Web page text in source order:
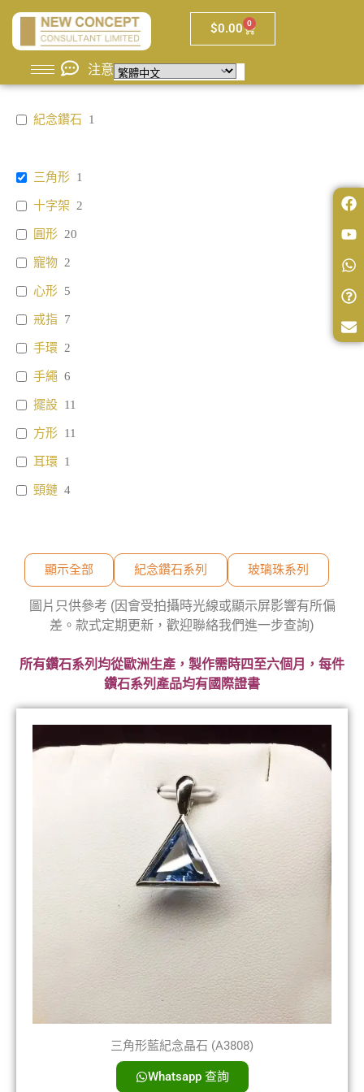
$0.00 0
注意
紀念鑽石 1
三角形 1
十字架 2
圓形 20
寵物 2
心形 5
戒指 7
手環 2
手繩 6
擺設 11
方形 11
耳環 1
頸鏈 4
顯示全部 紀念鑽石系列 玻璃珠系列
圖片只供參考 (因會受拍攝時光線或顯示屏影響有所偏
差。款式定期更新，歡迎聯絡我們進一步查詢)
所有鑽石系列均從歐洲生產，製作需時四至六個月，每件
鑽石系列產品均有國際證書
三角形藍紀念晶石 (A3808)
Whatsapp 查詢